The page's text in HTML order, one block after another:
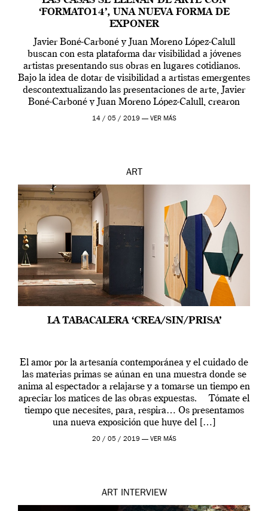
‘FORMATO14’, UNA NUEVA FORMA DE
EXPONER
Javier Boné-Carboné y Juan Moreno López-Calull
buscan con esta plataforma dar visibilidad a jóvenes
artistas presentando sus obras en lugares cotidianos.
Bajo la idea de dotar de visibilidad a artistas emergentes
descontextualizando las presentaciones de arte, Javier
Boné-Carboné y Juan Moreno López-Calull, crearon
‘formato14’, un nuevo formato de de exposición. El
14 / 05 / 2019 — VER MÁS
ART
LA TABACALERA ‘CREA/SIN/PRISA’
El amor por la artesanía contemporánea y el cuidado de
las materias primas se aúnan en una muestra donde se
anima al espectador a relajarse y a tomarse un tiempo en
apreciar los matices de las obras expuestas. Tómate el
tiempo que necesites, para, respira… Os presentamos
una nueva exposición que huye del […]
20 / 05 / 2019 — VER MÁS
ART INTERVIEW